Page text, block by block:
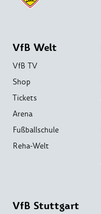
VfB Welt
VfB TV
Shop
Tickets
Arena
Fußballschule
Reha-Welt
VfB Stuttgart